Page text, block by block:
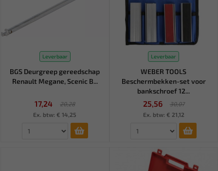
Leverbaar
BGS Deurgreep gereedschap
Renault Megane, Scenic B...
17,24
20,28
Ex. btw: € 14,25
Leverbaar
WEBER TOOLS
Beschermbekken-set voor
bankschroef 12...
25,56
30,07
Ex. btw: € 21,12